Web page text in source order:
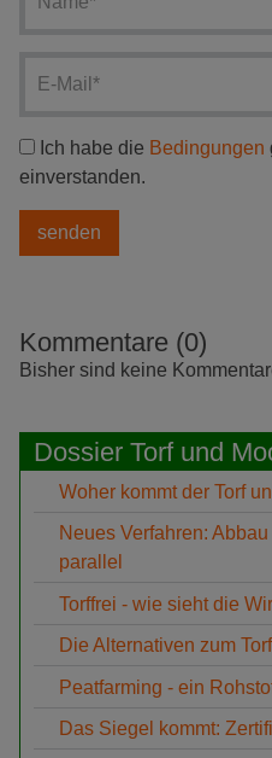
Ich habe die Bedingungen
einverstanden.
Kommentare (0)
Bisher sind keine
Dossier Torf und
Woher kommt der Torf
Neues Verfahren:
parallel
Torffrei - wie sieht die
Die Alternativen zum
Peatfarming - ein
Das Siegel kommt: